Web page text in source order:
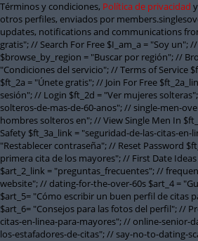
Términos y condiciones, Política de privacidad y
otros perfiles, enviados por
updates, notifications and communications
gratis"; // Search For Free $I_am_a = "Soy
$browse_by_region = "Buscar por región"; //
"Condiciones del servicio"; // Terms of Service
$ft_2a = "Únete gratis"; // Join For Free
sesión"; // Login $ft_2d = "Ver mujeres
solteros-de-mas-de-60-anos"; // single-men-
hombres solteros en"; // View Single Men In
Safety $ft_3a_link = "seguridad-de-las-citas-
"Restablecer contraseña"; // Reset Password
primera cita de los mayores"; // First Date
$art_2_link = "preguntas_frecuentes"; //
website"; // dating-for-the-over-60s $art_4 =
$art_5= "Cómo escribir un buen perfil de citas
$art_6= "Consejos para las fotos del perfil"; //
citas-en-linea-para-mayores"; // online-senior-
los-estafadores-de-citas"; // say-no-to-dating-